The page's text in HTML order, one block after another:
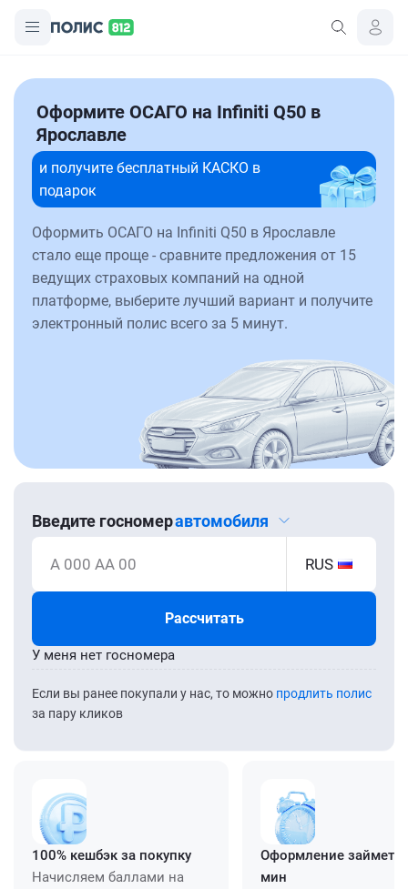
Оформите ОСАГО на Infiniti Q50 в
Ярославле
и получите бесплатный КАСКО в
подарок
Оформить ОСАГО на Infiniti Q50 в Ярославле
стало еще проще - сравните предложения от 15
ведущих страховых компаний на одной
платформе, выберите лучший вариант и получите
электронный полис всего за 5 минут.
Введите госномеравтомобиля
А 000 АА 00 RUS
Рассчитать
Если вы ранее покупали у нас, то можно продлить полис
за пару кликов
У меня нет госномера
100% кешбэк за покупку
Начисляем баллами на
Оформление займет
мин